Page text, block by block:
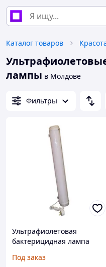
Каталог товаров
лампы в Молдове
Фильтры
Ультрафиолетовая
бактерицидная лампа
Под заказ